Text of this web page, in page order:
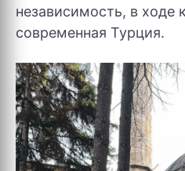
независимость, в ходе
современная Турция.